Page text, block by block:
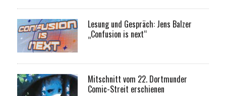
Lesung und Gespräch: Jens Balzer
„Confusion is next“
Mitschnitt vom 22. Dortmunder
Comic-Streit erschienen